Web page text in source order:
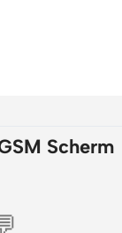
Scherm